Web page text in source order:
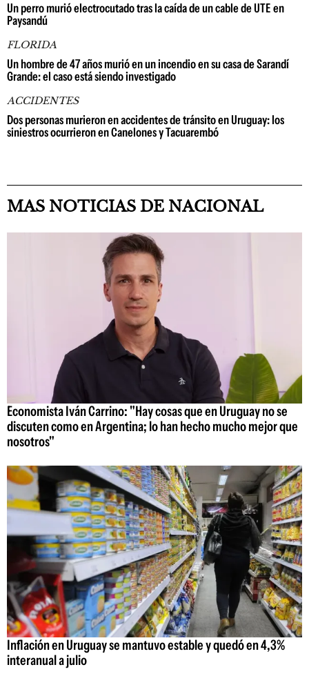
Un perro murió electrocutado tras la caída de un cable de UTE en
Paysandú
FLORIDA
Un hombre de 47 años murió en un incendio en su casa de Sarandí
Grande: el caso está siendo investigado
ACCIDENTES
Dos personas murieron en accidentes de tránsito en Uruguay: los
siniestros ocurrieron en Canelones y Tacuarembó
MAS NOTICIAS DE NACIONAL
Economista Iván Carrino: "Hay cosas que en Uruguay no se
discuten como en Argentina; lo han hecho mucho mejor que
nosotros"
Inflación en Uruguay se mantuvo estable y quedó en 4,3%
interanual a julio